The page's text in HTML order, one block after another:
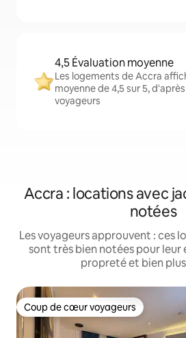
4,5 Évaluation moyenne
Les logements de Accra
moyenne de 4,5 sur 5,
voyageurs
Accra : locations avec
notées
Les voyageurs approuvent : ces
sont très bien notées pour
propreté et bien
Coup de cœur voyageurs
Coup de cœur voyageurs